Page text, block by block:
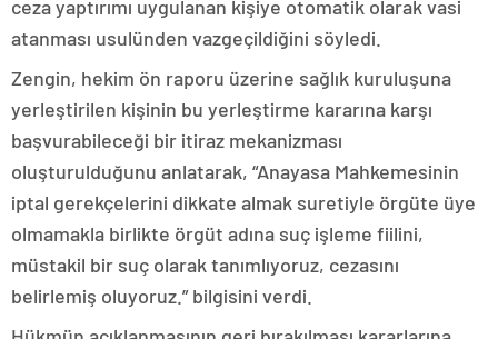
ceza yaptırımı uygulanan kişiye otomatik olarak vasi
atanması usulünden vazgeçildiğini söyledi.
Zengin, hekim ön raporu üzerine sağlık kuruluşuna
yerleştirilen kişinin bu yerleştirme kararına karşı
başvurabileceği bir itiraz mekanizması
oluşturulduğunu anlatarak, “Anayasa Mahkemesinin
iptal gerekçelerini dikkate almak suretiyle örgüte üye
olmamakla birlikte örgüt adına suç işleme fiilini,
müstakil bir suç olarak tanımlıyoruz, cezasını
belirlemiş oluyoruz.” bilgisini verdi.